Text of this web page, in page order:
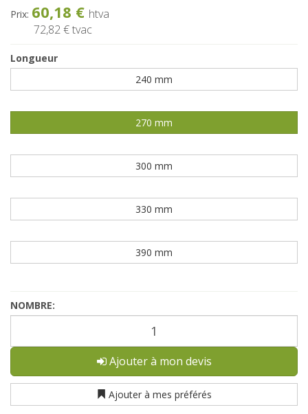
Prix: 60,18 € htva
72,82 €tvac
Longueur
240 mm
270 mm
300 mm
330 mm
390 mm
NOMBRE:
Ajouter à mon devis
Ajouter à mes préférés